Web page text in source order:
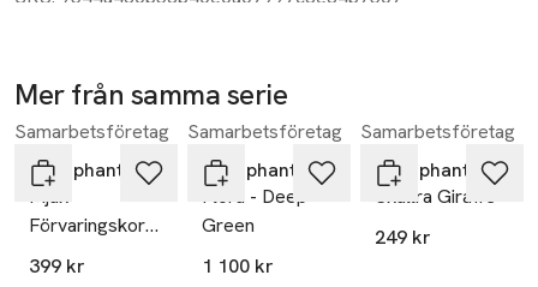
allt vårt porslin är formgivet av Camilla Lundsten för
Littlephant.
Mer från samma serie
Hoppa över bildspelet
Samarbetsföretag
Littlephant
Mjuk
Förvaringskorg
Medium
399 kr
Samarbetsföretag
Littlephant
Flora - Deep
Green
1 100 kr
Samarbetsföretag
Littlephant
Skallra Giraffe
249 kr